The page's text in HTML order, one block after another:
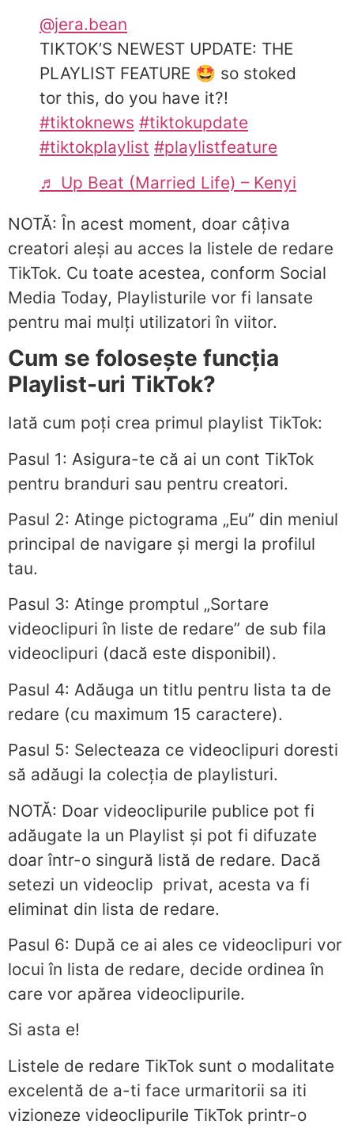
@jera.bean
TIKTOK’S NEWEST UPDATE: THE
PLAYLIST FEATURE 🤩 so stoked
tor this, do you have it?!
#tiktoknews #tiktokupdate
#tiktokplaylist #playlistfeature
♬ Up Beat (Married Life) – Kenyi
NOTĂ: În acest moment, doar câțiva
creatori aleși au acces la listele de redare
TikTok. Cu toate acestea, conform Social
Media Today, Playlisturile vor fi lansate
pentru mai mulți utilizatori în viitor.
Cum se folosește funcția
Playlist-uri TikTok?
Iată cum poți crea primul playlist TikTok:
Pasul 1: Asigura-te că ai un cont TikTok
pentru branduri sau pentru creatori.
Pasul 2: Atinge pictograma „Eu” din meniul
principal de navigare și mergi la profilul
tau.
Pasul 3: Atinge promptul „Sortare
videoclipuri în liste de redare” de sub fila
videoclipuri (dacă este disponibil).
Pasul 4: Adăuga un titlu pentru lista ta de
redare (cu maximum 15 caractere).
Pasul 5: Selecteaza ce videoclipuri doresti
să adăugi la colecția de playlisturi.
NOTĂ: Doar videoclipurile publice pot fi
adăugate la un Playlist și pot fi difuzate
doar într-o singură listă de redare. Dacă
setezi un videoclip privat, acesta va fi
eliminat din lista de redare.
Pasul 6: După ce ai ales ce videoclipuri vor
locui în lista de redare, decide ordinea în
care vor apărea videoclipurile.
Si asta e!
Listele de redare TikTok sunt o modalitate
excelentă de a-ti face urmaritorii sa iti
vizioneze videoclipurile TikTok printr-o